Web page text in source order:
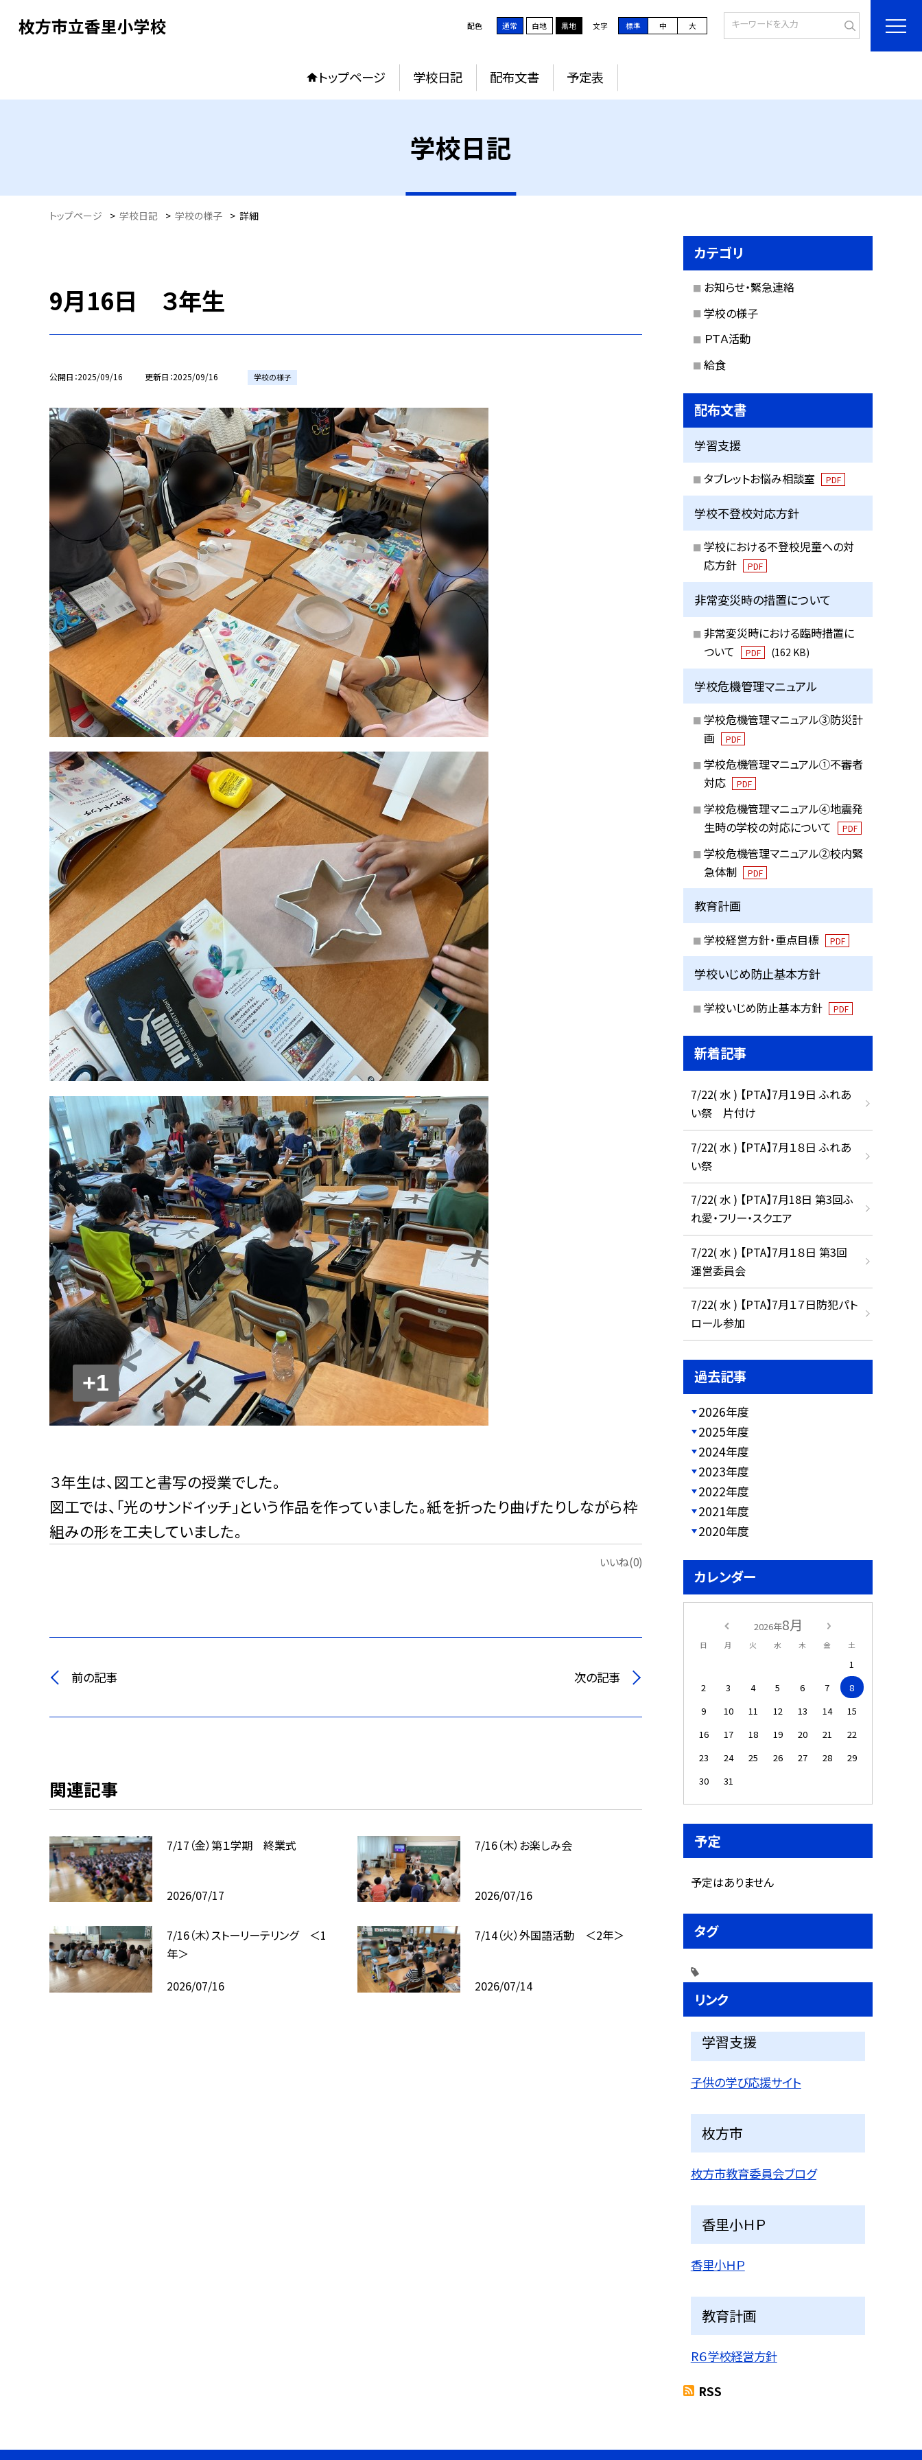
枚方市立香里小学校 配色 通常 白地 黒地 文字 標準 中 大
トップページ 学校日記 配布文書 予定表
学校日記
トップページ > 学校日記 > 学校の様子 > 詳細
9月16日 ３年生
公開日 2025/09/16 更新日 2025/09/16 学校の様子
+1
３年生は、図工と書写の授業でした。
図工では、「光のサンドイッチ」という作品を作っていました。紙を折ったり曲げたりしながら枠
組みの形を工夫していました。
いいね(0)
前の記事 次の記事
関連記事
7/17（金）第１学期 終業式
2026/07/17
7/16（木）お楽しみ会
2026/07/16
7/16（木）ストーリーテリング ＜1
年＞
2026/07/16
7/14（火）外国語活動 ＜2年＞
2026/07/14
カテゴリ
お知らせ・緊急連絡
学校の様子
ＰＴＡ活動
給食
配布文書
学習支援
タブレットお悩み相談室 PDF
学校不登校対応方針
学校における不登校児童への対
応方針
PDF
非常変災時の措置について
非常変災時における臨時措置に
ついて
PDF (162 KB)
学校危機管理マニュアル
学校危機管理マニュアル③防災計
画
PDF
学校危機管理マニュアル①不審者
対応
PDF
学校危機管理マニュアル④地震発
生時の学校の対応について
PDF
学校危機管理マニュアル②校内緊
急体制
PDF
教育計画
学校経営方針・重点目標 PDF
学校いじめ防止基本方針
学校いじめ防止基本方針 PDF
新着記事
7/22( 水 ) 【PTA】7月１９日 ふれあ
い祭 片付け
7/22( 水 ) 【PTA】7月１８日 ふれあ
い祭
7/22( 水 ) 【PTA】7月18日 第3回ふ
れ愛・フリー・スクエア
7/22( 水 ) 【PTA】7月１８日 第3回
運営委員会
7/22( 水 ) 【PTA】7月１７日防犯パト
ロール参加
過去記事
2026年度
2025年度
2024年度
2023年度
2022年度
2021年度
2020年度
カレンダー
2026年8月
日 月 火 水 木 金 土
1
2
3 4 5 6 7
8
9
10 11 12 13 14
15
16
17 18 19 20 21
22
23
24 25 26 27 28
29
30
31
予定
予定はありません
タグ
リンク
学習支援
子供の学び応援サイト
枚方市
枚方市教育委員会ブログ
香里小ＨＰ
香里小ＨＰ
教育計画
R６学校経営方針
RSS